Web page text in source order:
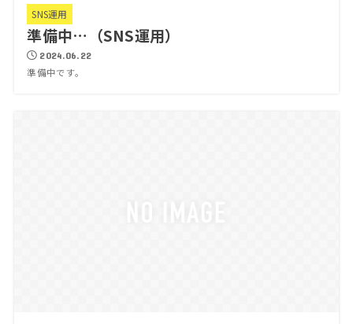
SNS運用
準備中…（SNS運用）
2024.06.22
準備中です。